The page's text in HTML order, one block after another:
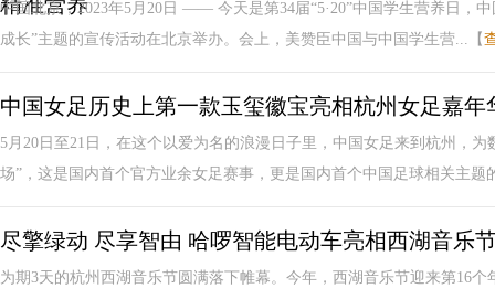
中国北京，2023年5月20日 —— 今天是第34届“5·20”中国学生营养日，
成长”主题的宣传活动在北京举办。会上，美赞臣中国与中国学生营...【
中国女足历史上第一款玉玺徽宝亮相杭州女足嘉
5月20日至21日，在这个以爱为名的浪漫日子里，中国女足来到杭州，
场”，这是国内首个官方业余女足赛事，更是国内首个中国足球相关主题
尽擎绿动 尽享智由 哈啰智能电动车亮相西湖音乐
为期3天的杭州西湖音乐节圆满落下帷幕。今年，西湖音乐节迎来第16